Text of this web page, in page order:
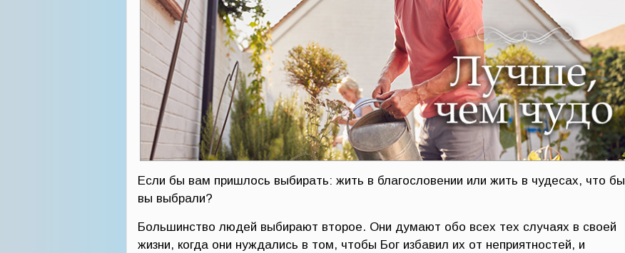
Если бы вам пришлось выбирать: жить в благословении или жить в чудесах, что бы
вы выбрали?
Большинство людей выбирают второе. Они думают обо всех тех случаях в своей
жизни, когда они нуждались в том, чтобы Бог избавил их от неприятностей, и